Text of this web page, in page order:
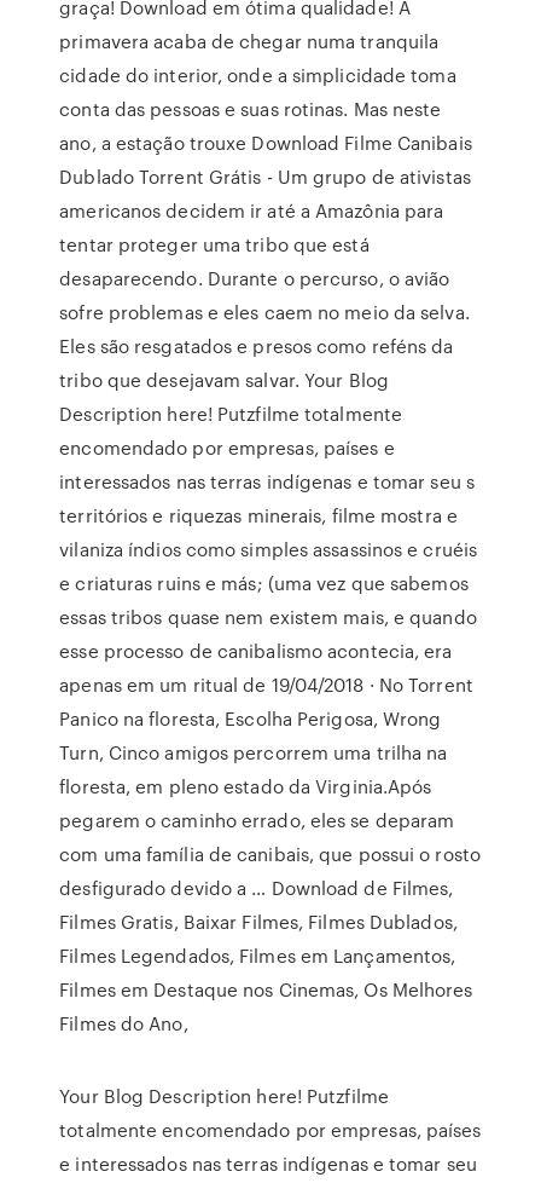
graça! Download em ótima qualidade! A
primavera acaba de chegar numa tranquila
cidade do interior, onde a simplicidade toma
conta das pessoas e suas rotinas. Mas neste
ano, a estação trouxe Download Filme Canibais
Dublado Torrent Grátis - Um grupo de ativistas
americanos decidem ir até a Amazônia para
tentar proteger uma tribo que está
desaparecendo. Durante o percurso, o avião
sofre problemas e eles caem no meio da selva.
Eles são resgatados e presos como reféns da
tribo que desejavam salvar. Your Blog
Description here! Putzfilme totalmente
encomendado por empresas, países e
interessados nas terras indígenas e tomar seu s
territórios e riquezas minerais, filme mostra e
vilaniza índios como simples assassinos e cruéis
e criaturas ruins e más; (uma vez que sabemos
essas tribos quase nem existem mais, e quando
esse processo de canibalismo acontecia, era
apenas em um ritual de 19/04/2018 · No Torrent
Panico na floresta, Escolha Perigosa, Wrong
Turn, Cinco amigos percorrem uma trilha na
floresta, em pleno estado da Virginia.Após
pegarem o caminho errado, eles se deparam
com uma família de canibais, que possui o rosto
desfigurado devido a … Download de Filmes,
Filmes Gratis, Baixar Filmes, Filmes Dublados,
Filmes Legendados, Filmes em Lançamentos,
Filmes em Destaque nos Cinemas, Os Melhores
Filmes do Ano,
Your Blog Description here! Putzfilme
totalmente encomendado por empresas, países
e interessados nas terras indígenas e tomar seu